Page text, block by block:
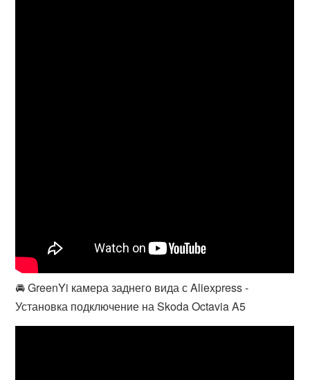
🚘 GreenYi камера заднего вида с Aliexpress -
Установка подключение на Skoda Octavia A5